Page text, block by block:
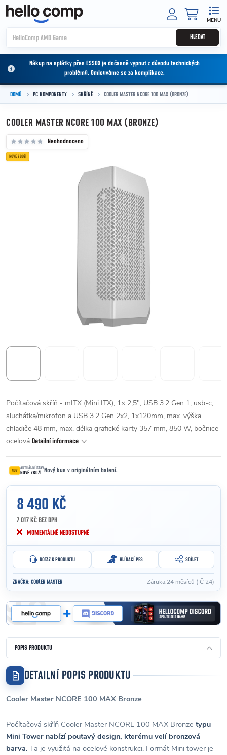
Přejít na obsah
HLEDAT
Nákup na splátky přes ESSOX je dočasně vypnut z důvodu technických
problémů. Omlouváme se za komplikace.
DOMŮ PC KOMPONENTY SKŘÍNĚ COOLER MASTER NCORE 100 MAX (BRONZE)
COOLER MASTER NCORE 100 MAX (BRONZE)
Neohodnoceno
NOVÉ ZBOŽÍ
Počítačová skříň - mITX (Mini ITX), 1× 2,5", USB 3.2 Gen 1, usb-c,
sluchátka/mikrofon a USB 3.2 Gen 2x2, 1x120mm, max. výška
chladiče 48 mm, max. délka grafické karty 357 mm, 850 W, bočnice
ocelová Detailní informace
NOV AKTUÁLNÍ STAV
NOVÉ ZBOŽÍ Nový kus v originálním balení.
8 490 KČ
7 017 KČ BEZ DPH
Měrná cena:
MOMENTÁLNĚ NEDOSTUPNÉ
DOTAZ K PRODUKTU HLÍDACÍ PES SDÍLET
ZNAČKA: COOLER MASTER Záruka:24 měsíců (IČ 24)
POPIS PRODUKTU
DETAILNÍ POPIS PRODUKTU
Cooler Master NCORE 100 MAX Bronze
Počítačová skříň Cooler Master NCORE 100 MAX Bronze typu
Mini Tower nabízí poutavý design, kterému velí bronzová
barva. Ta je využitá na ocelové konstrukci. Formát Mini tower je